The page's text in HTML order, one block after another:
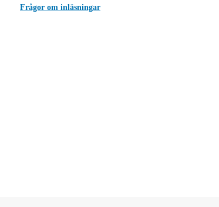
Frågor om inläsningar